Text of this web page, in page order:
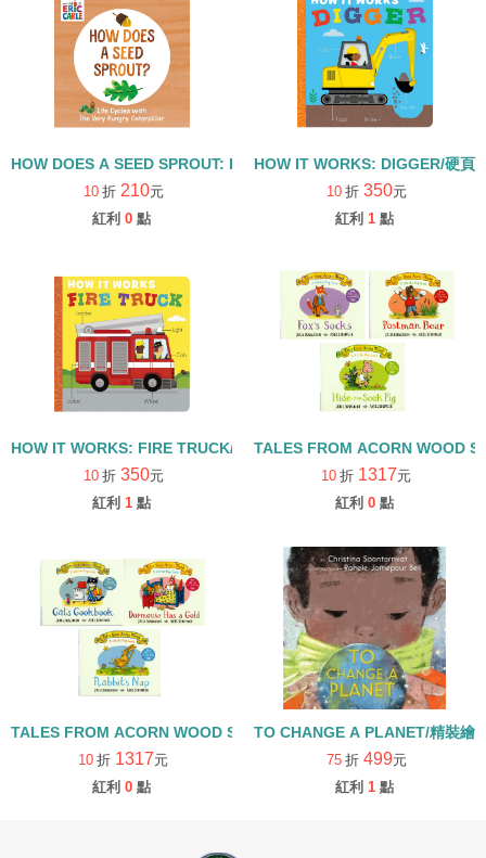
HOW DOES A SEED SPROUT: LIFE CYCLES WITH THE VERY
10 折 210元
紅利 0 點
HOW IT WORKS: DIGGER/硬頁
10 折 350元
紅利 1 點
HOW IT WORKS: FIRE TRUCK/硬頁書
10 折 350元
紅利 1 點
TALES FROM ACORN WOOD
10 折 1317元
紅利 0 點
TALES FROM ACORN WOOD STORY COLLECTION 生活日常組/
10 折 1317元
紅利 0 點
TO CHANGE A PLANET/精裝繪
75 折 499元
紅利 1 點